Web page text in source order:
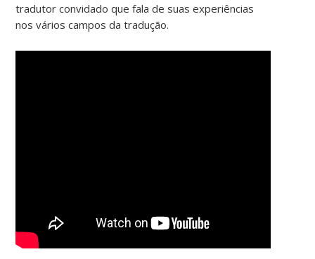
tradutor convidado que fala de suas experiências
nos vários campos da tradução.